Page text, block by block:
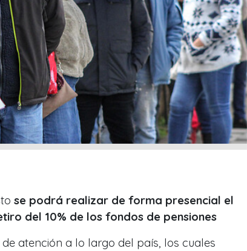
se podrá realizar de forma presencial el
del 10% de los fondos de pensiones
atención a lo largo del país, los cuales